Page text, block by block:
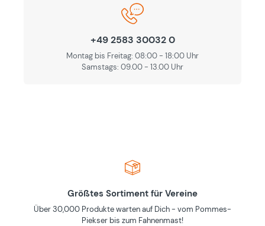
+49 2583 30032 0
Montag bis Freitag: 08:00 - 18:00 Uhr
Samstags: 09.00 - 13.00 Uhr
Größtes Sortiment für Vereine
Über 30,000 Produkte warten auf Dich - vom Pommes-
Piekser bis zum Fahnenmast!